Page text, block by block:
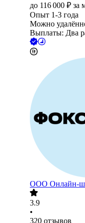
до 116 000 ₽ за
Опыт 1-3 года
Можно
Выплаты: Два
ООО Онлайн-
3.9
•
320 отзывов